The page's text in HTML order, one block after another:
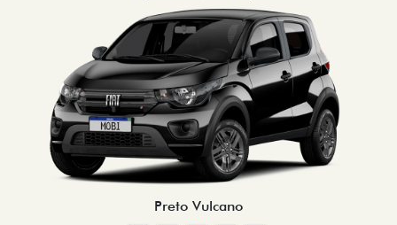
Preto Vulcano